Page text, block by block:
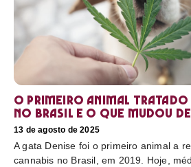
O primeiro animal tratado
no Brasil e o que mudou
13 de agosto de 2025
A gata Denise foi o primeiro animal a
cannabis no Brasil, em 2019. Hoje,